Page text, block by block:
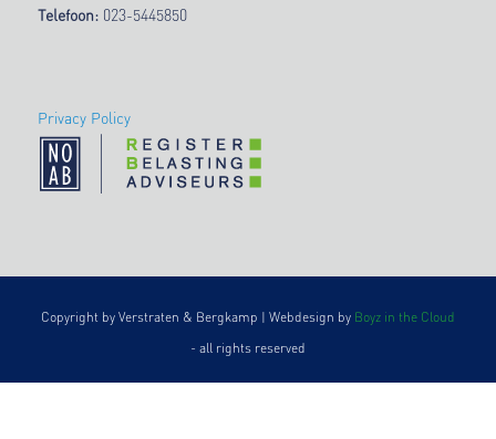
Telefoon:023-5445850
Privacy Policy
Copyright by Verstraten & Bergkamp | Webdesign by Boyz in the Cloud
- all rights reserved